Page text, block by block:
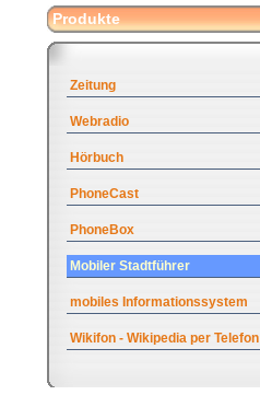
Produkte
Zeitung
Webradio
Hörbuch
PhoneCast
PhoneBox
Mobiler Stadtführer
mobiles Informationssystem
Wikifon - Wikipedia per Telefon